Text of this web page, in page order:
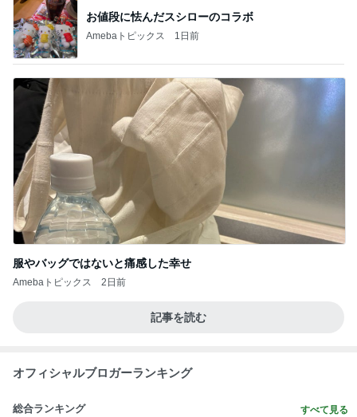
お値段に怯んだスシローのコラボ
Amebaトピックス 1日前
服やバッグではないと痛感した幸せ
Amebaトピックス 2日前
記事を読む
オフィシャルブロガーランキング
総合ランキング すべて見る